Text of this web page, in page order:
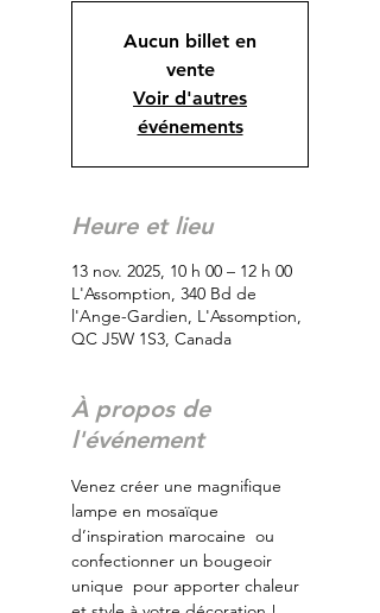
Aucun billet en
vente
Voir d'autres
événements
Heure et lieu
13 nov. 2025, 10 h 00 – 12 h 00
L'Assomption, 340 Bd de
l'Ange-Gardien, L'Assomption,
QC J5W 1S3, Canada
À propos de
l'événement
Venez créer une magnifique
lampe en mosaïque
d’inspiration marocaine  ou
confectionner un bougeoir
unique  pour apporter chaleur